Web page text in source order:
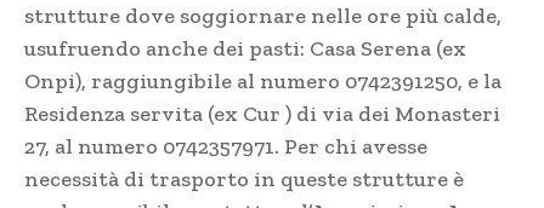
strutture dove soggiornare nelle ore più calde,
usufruendo anche dei pasti: Casa Serena (ex
Onpi), raggiungibile al numero 0742391250, e la
Residenza servita (ex Cur ) di via dei Monasteri
27, al numero 0742357971. Per chi avesse
necessità di trasporto in queste strutture è